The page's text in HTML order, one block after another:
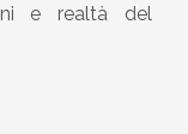
e realtà del